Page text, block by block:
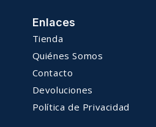
Enlaces
Tienda
Quiénes Somos
Contacto
Devoluciones
Política de Privacidad